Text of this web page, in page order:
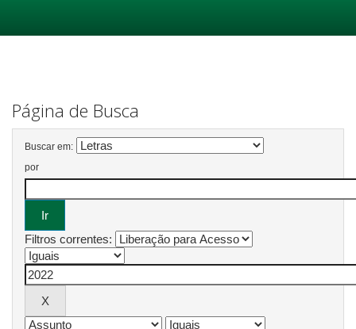
Página de Busca
Buscar em:
por
Filtros correntes: